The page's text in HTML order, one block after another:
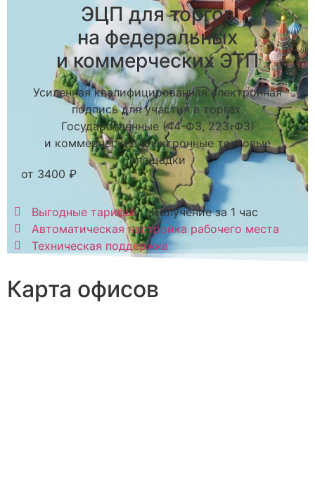
ЭЦП для торгов
на федеральных
и коммерческих ЭТП
Усиленная квалифицированная электронная
подпись для участия в торгах.
Государственные (44-ФЗ, 223-ФЗ)
и коммерческие электронные торговые
площадки
от 3400 ₽
Выгодные тарифы
Получение за 1 час
Автоматическая настройка рабочего места
Техническая поддержка
Карта офисов